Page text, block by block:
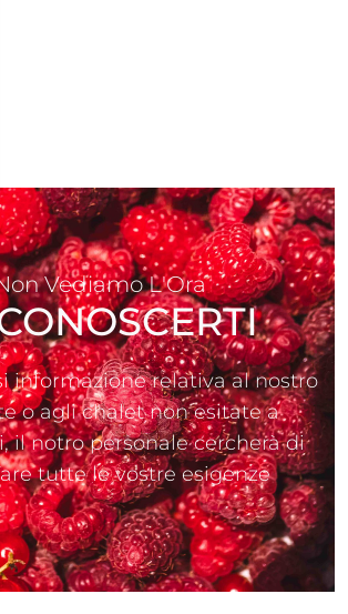
Vediamo L'Ora
informazione relativa al nostro
o agli chalet non esitate a
il notro personale cercherà di
tutte le vostre esigenze